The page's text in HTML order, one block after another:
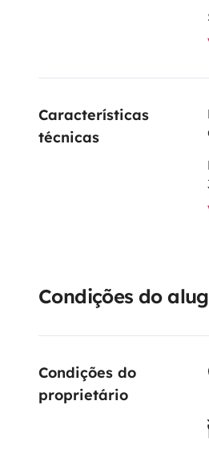
Características
técnicas
Condições do
Condições do
proprietário